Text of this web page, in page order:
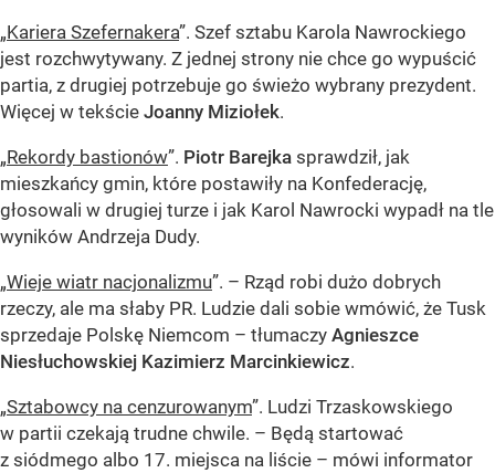
„Kariera Szefernakera”. Szef sztabu Karola Nawrockiego
jest rozchwytywany. Z jednej strony nie chce go wypuścić
partia, z drugiej potrzebuje go świeżo wybrany prezydent.
Więcej w tekście Joanny Miziołek.
„Rekordy bastionów”. Piotr Barejka sprawdził, jak
mieszkańcy gmin, które postawiły na Konfederację,
głosowali w drugiej turze i jak Karol Nawrocki wypadł na tle
wyników Andrzeja Dudy.
„Wieje wiatr nacjonalizmu”. – Rząd robi dużo dobrych
rzeczy, ale ma słaby PR. Ludzie dali sobie wmówić, że Tusk
sprzedaje Polskę Niemcom – tłumaczy Agnieszce
Niesłuchowskiej Kazimierz Marcinkiewicz.
„Sztabowcy na cenzurowanym”. Ludzi Trzaskowskiego
w partii czekają trudne chwile. – Będą startować
z siódmego albo 17. miejsca na liście – mówi informator